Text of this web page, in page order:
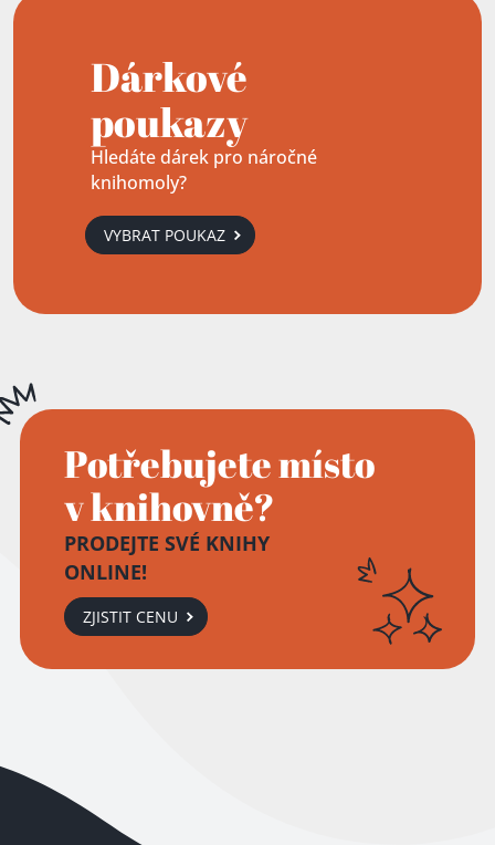
Dárkové
poukazy
Hledáte dárek pro náročné
knihomoly?
VYBRAT POUKAZ
Potřebujete místo
v knihovně?
PRODEJTE SVÉ KNIHY
ONLINE!
ZJISTIT CENU